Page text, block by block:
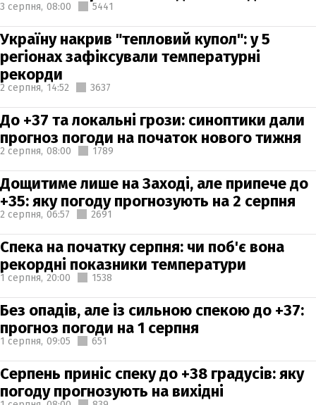
3 серпня, 08:00 5441
Україну накрив "тепловий купол": у 5
регіонах зафіксували температурні
рекорди
2 серпня, 14:52 3637
До +37 та локальні грози: синоптики дали
прогноз погоди на початок нового тижня
2 серпня, 08:00 1789
Дощитиме лише на Заході, але припече до
+35: яку погоду прогнозують на 2 серпня
2 серпня, 06:57 2691
Спека на початку серпня: чи поб'є вона
рекордні показники температури
1 серпня, 20:00 1538
Без опадів, але із сильною спекою до +37:
прогноз погоди на 1 серпня
1 серпня, 09:05 651
Серпень приніс спеку до +38 градусів: яку
погоду прогнозують на вихідні